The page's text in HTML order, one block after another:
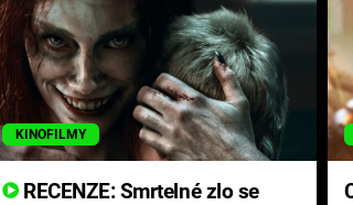
KINOFILMY
RECENZE: Smrtelné zlo se